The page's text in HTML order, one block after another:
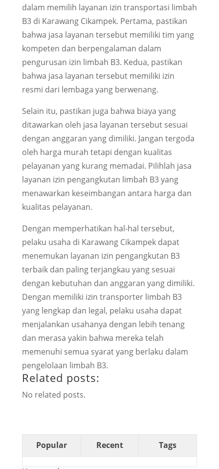
dalam memilih layanan izin transportasi limbah
B3 di Karawang Cikampek. Pertama, pastikan
bahwa jasa layanan tersebut memiliki tim yang
kompeten dan berpengalaman dalam
pengurusan izin limbah B3. Kedua, pastikan
bahwa jasa layanan tersebut memiliki izin
resmi dari lembaga yang berwenang.
Selain itu, pastikan juga bahwa biaya yang
ditawarkan oleh jasa layanan tersebut sesuai
dengan anggaran yang dimiliki. Jangan tergoda
oleh harga murah tetapi dengan kualitas
pelayanan yang kurang memadai. Pilihlah jasa
layanan izin pengangkutan limbah B3 yang
menawarkan keseimbangan antara harga dan
kualitas pelayanan.
Dengan memperhatikan hal-hal tersebut,
pelaku usaha di Karawang Cikampek dapat
menemukan layanan izin pengangkutan B3
terbaik dan paling terjangkau yang sesuai
dengan kebutuhan dan anggaran yang dimiliki.
Dengan memiliki izin transporter limbah B3
yang lengkap dan legal, pelaku usaha dapat
menjalankan usahanya dengan lebih tenang
dan merasa yakin bahwa mereka telah
memenuhi semua syarat yang berlaku dalam
pengelolaan limbah B3.
Related posts:
No related posts.
Popular Recent Tags